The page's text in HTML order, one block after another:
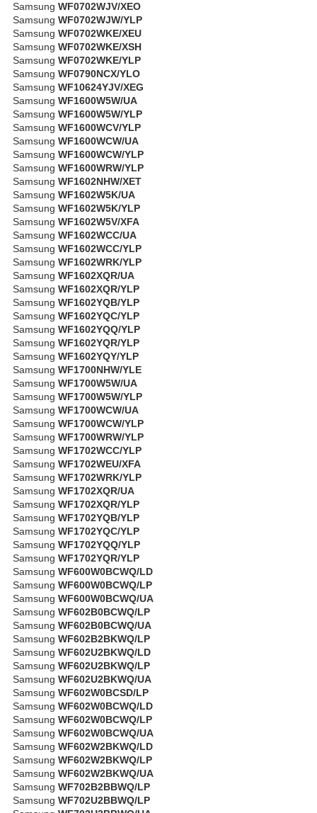
Samsung WF0702WJV/XEO
Samsung WF0702WJW/YLP
Samsung WF0702WKE/XEU
Samsung WF0702WKE/XSH
Samsung WF0702WKE/YLP
Samsung WF0790NCX/YLO
Samsung WF10624YJV/XEG
Samsung WF1600W5W/UA
Samsung WF1600W5W/YLP
Samsung WF1600WCV/YLP
Samsung WF1600WCW/UA
Samsung WF1600WCW/YLP
Samsung WF1600WRW/YLP
Samsung WF1602NHW/XET
Samsung WF1602W5K/UA
Samsung WF1602W5K/YLP
Samsung WF1602W5V/XFA
Samsung WF1602WCC/UA
Samsung WF1602WCC/YLP
Samsung WF1602WRK/YLP
Samsung WF1602XQR/UA
Samsung WF1602XQR/YLP
Samsung WF1602YQB/YLP
Samsung WF1602YQC/YLP
Samsung WF1602YQQ/YLP
Samsung WF1602YQR/YLP
Samsung WF1602YQY/YLP
Samsung WF1700NHW/YLE
Samsung WF1700W5W/UA
Samsung WF1700W5W/YLP
Samsung WF1700WCW/UA
Samsung WF1700WCW/YLP
Samsung WF1700WRW/YLP
Samsung WF1702WCC/YLP
Samsung WF1702WEU/XFA
Samsung WF1702WRK/YLP
Samsung WF1702XQR/UA
Samsung WF1702XQR/YLP
Samsung WF1702YQB/YLP
Samsung WF1702YQC/YLP
Samsung WF1702YQQ/YLP
Samsung WF1702YQR/YLP
Samsung WF600W0BCWQ/LD
Samsung WF600W0BCWQ/LP
Samsung WF600W0BCWQ/UA
Samsung WF602B0BCWQ/LP
Samsung WF602B0BCWQ/UA
Samsung WF602B2BKWQ/LP
Samsung WF602U2BKWQ/LD
Samsung WF602U2BKWQ/LP
Samsung WF602U2BKWQ/UA
Samsung WF602W0BCSD/LP
Samsung WF602W0BCWQ/LD
Samsung WF602W0BCWQ/LP
Samsung WF602W0BCWQ/UA
Samsung WF602W2BKWQ/LD
Samsung WF602W2BKWQ/LP
Samsung WF602W2BKWQ/UA
Samsung WF702B2BBWQ/LP
Samsung WF702U2BBWQ/LP